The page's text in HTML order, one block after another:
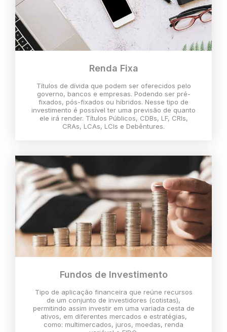
Renda Fixa
Títulos de dívida que podem ser oferecidos pelo
governo, bancos e empresas. Podendo ser pré-
fixados, pós-fixados ou híbridos. Nesse tipo de
investimento é possível ter uma previsão de quanto
ele irá render. Títulos Públicos, CDBs, LF, CRIs,
CRAs, LCAs, LCIs e Debêntures.
Fundos de Investimento
Tipo de aplicação financeira que reúne recursos
de um conjunto de investidores (cotistas),
permitindo assim investir em uma variada cesta de
ativos, em diferentes mercados e estratégias,
como: multimercados, juros, moedas, renda